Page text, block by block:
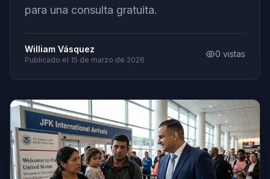
para una consulta gratuita.
William Vásquez
Publicado el 15 de marzo de 2026
0 vistas